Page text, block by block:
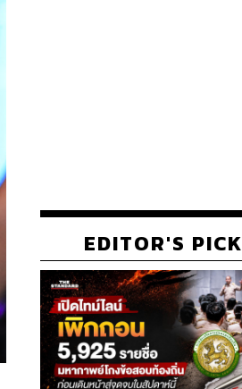
EDITOR'S PICK